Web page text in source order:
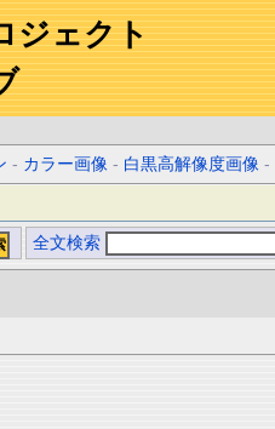
ジェクト
- カラー画像 - 白黒高解像度画像 -
全文検索